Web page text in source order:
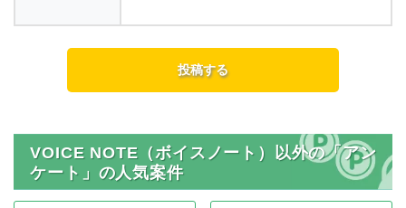
VOICE NOTE（ボイスノート）以外の「アン
ケート」の人気案件